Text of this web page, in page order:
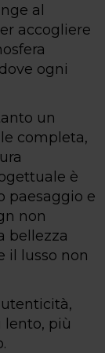
al
accogliere
ogni
un
completa,
è
paesaggio e
non
bellezza
il lusso non
più